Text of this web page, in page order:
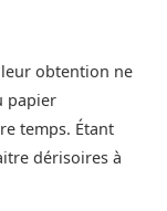
obtention ne
papier
temps. Étant
dérisoires à